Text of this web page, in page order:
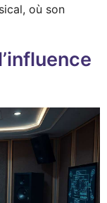
où son